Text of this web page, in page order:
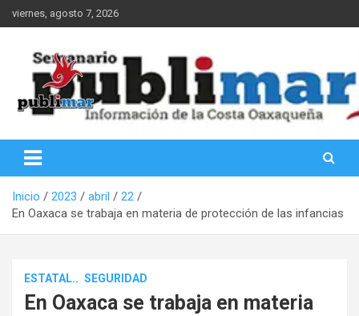
Saltar
al
viernes, agosto 7, 2026
PubliMar
Inicio 2023 abril
22
En Oaxaca se trabaja en materia de protección de las infancias
ESTATAL.. SEGURIDAD
En Oaxaca se trabaja en materia